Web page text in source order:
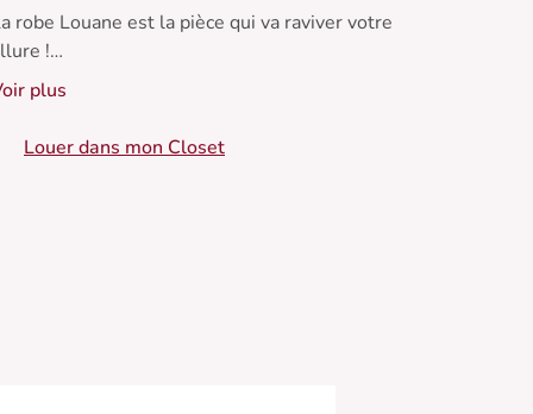
robe Louane est la pièce qui va raviver votre
!
• Manches effet bouffant
• Couple ample
plus
Louer dans mon Closet